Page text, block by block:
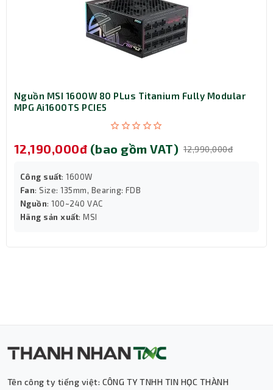
toàn bộ mẫu VGA. Dải đèn LED ấn tượng với nhiều hiệu
ứng ánh sáng và các tùy chọn màu sắc khác nhau có thể
tùy chỉnh, đồng bộ với các thiết bị AORUS khác một cách
dễ dàng nhờ vào RGB FUSION 2.0.
Nguồn MSI 1600W 80 PLus Titanium Fully Modular
MPG Ai1600TS PCIE5
12,190,000đ (bao gồm VAT) 12,990,000đ
Công suất: 1600W
Fan: Size: 135mm, Bearing: FDB
Nguồn: 100~240 VAC
Hãng sản xuất: MSI
Tên công ty tiếng việt: CÔNG TY TNHH TIN HỌC THÀNH